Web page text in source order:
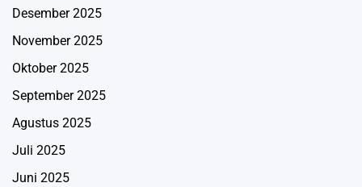
Desember 2025
November 2025
Oktober 2025
September 2025
Agustus 2025
Juli 2025
Juni 2025